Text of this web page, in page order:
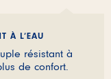
À L’EAU
résistant à
de confort.